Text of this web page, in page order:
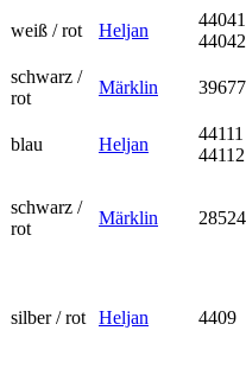
weiß / rot Heljan
44041
44042
schwarz /
rot
Märklin 39677
blau Heljan
44111
44112
schwarz /
rot
Märklin
silber / rot Heljan 4409